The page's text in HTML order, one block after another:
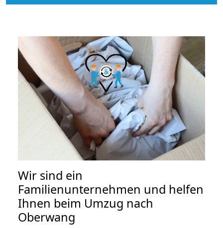
Wir sind ein
Familienunternehmen und helfen
Ihnen beim Umzug nach
Oberwang